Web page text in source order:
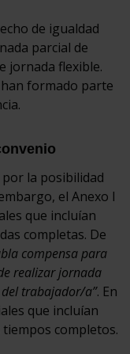
de igualdad
parcial de
jornada flexible.
han formado parte
la posibilidad
el Anexo I
que incluían
completas. De
compensa para
realizar jornada
trabajador/a”. En
que incluían
completos.